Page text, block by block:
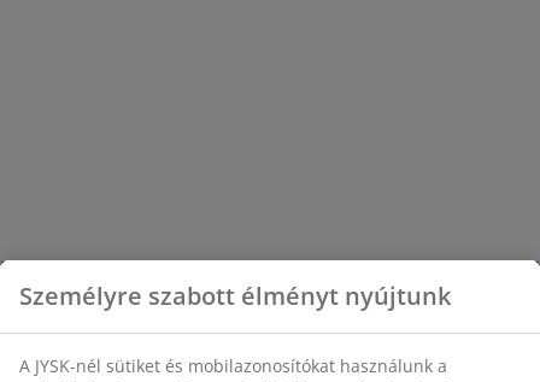
Személyre szabott élményt nyújtunk
A JYSK-nél sütiket és mobilazonosítókat használunk a